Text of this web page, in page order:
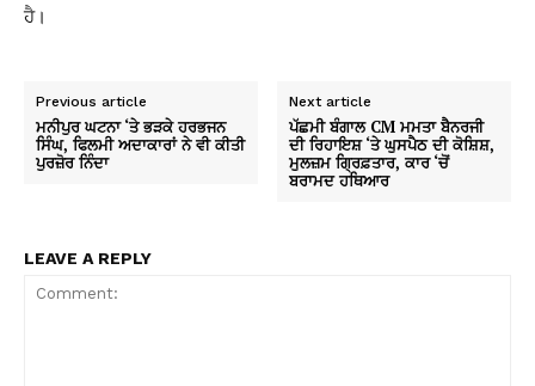
ਹੈ।
Previous article
ਮਨੀਪੁਰ ਘਟਨਾ ‘ਤੇ ਭੜਕੇ ਹਰਭਜਨ
ਸਿੰਘ, ਫਿਲਮੀ ਅਦਾਕਾਰਾਂ ਨੇ ਵੀ ਕੀਤੀ
ਪੁਰਜ਼ੋਰ ਨਿੰਦਾ
Next article
ਪੱਛਮੀ ਬੰਗਾਲ CM ਮਮਤਾ ਬੈਨਰਜੀ
ਦੀ ਰਿਹਾਇਸ਼ ‘ਤੇ ਘੁਸਪੈਠ ਦੀ ਕੋਸ਼ਿਸ਼,
ਮੁਲਜ਼ਮ ਗ੍ਰਿਫ਼ਤਾਰ, ਕਾਰ ‘ਚੋਂ
ਬਰਾਮਦ ਹਥਿਆਰ
LEAVE A REPLY